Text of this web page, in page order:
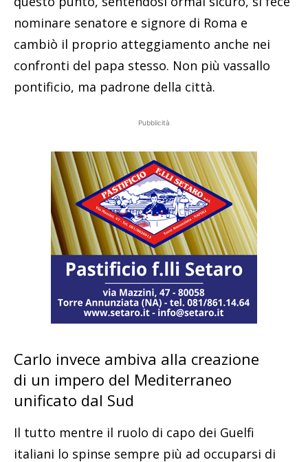
nominare senatore e signore di Roma e
cambiò il proprio atteggiamento anche nei
confronti del papa stesso. Non più vassallo
pontificio, ma padrone della città.
Pubblicità
Carlo invece ambiva alla creazione
di un impero del Mediterraneo
unificato dal Sud
Il tutto mentre il ruolo di capo dei Guelfi
italiani lo spinse sempre più ad occuparsi di